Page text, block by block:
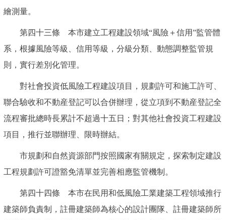
繪測量。
第四十三條 本市建立工程建設領域“風險＋信用”監管體
系，根據風險等級、信用等級，分級分類、動態調整監管規
則，實行差別化管理。
對社會投資低風險工程建設項目，規劃許可和施工許可、
聯合驗收和不動産登記可以合併辦理，從立項到不動産登記全
流程審批總時長累計不超過十五日；對其他社會投資工程建設
項目，推行並聯辦理、限時辦結。
市規劃和自然資源部門按照國家有關規定，探索制定建設
工程規劃許可證豁免清單並完善相應監管機制。
第四十四條 本市在民用和低風險工業建築工程領域推行
建築師負責制，註冊建築師為核心的設計團隊、註冊建築師所